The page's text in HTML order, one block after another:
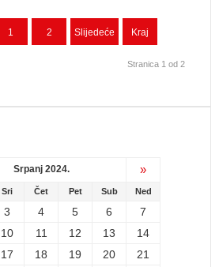
1 2 Slijedeće Kraj
Stranica 1 od 2
Srpanj 2024. »
Sri Čet Pet Sub Ned
3 4 5 6
7
10 11 12 13
14
17 18 19 20
21